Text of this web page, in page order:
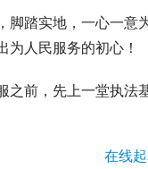
脚踏实地，一心一
人民服务的初心！
之前，先上一堂执
在线